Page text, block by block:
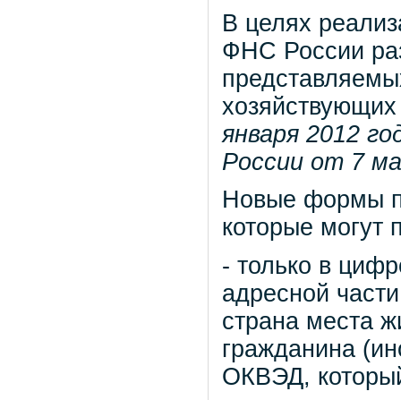
В целях
ФНС России
января 2012
России от 7
Новые формы
которые могут
- только в
адресной
страна места
гражданина
ОКВЭД,